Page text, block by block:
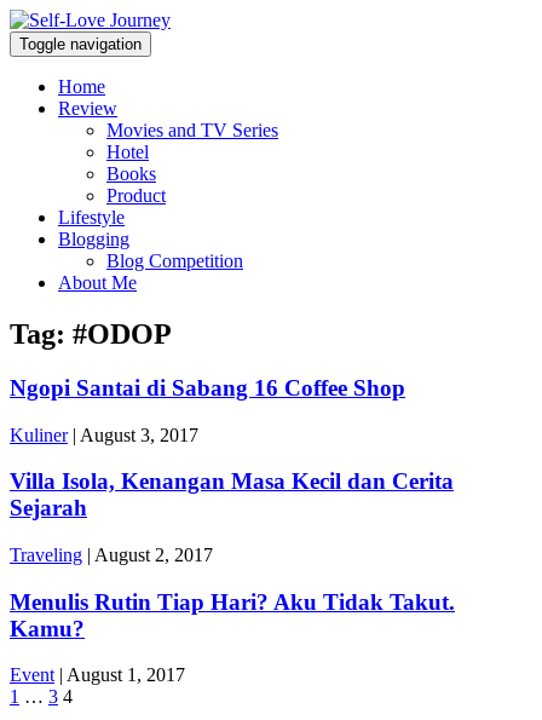
Skip
to
content
Open
Sidebar
Self-Love Journey
Self Love Journey
Toggle navigation
Home
Review
Movies and TV Series
Hotel
Books
Product
Lifestyle
Blogging
Blog Competition
About Me
Tag: #ODOP
Ngopi Santai di Sabang 16 Coffee Shop
Kuliner | August 3, 2017
Villa Isola, Kenangan Masa Kecil dan Cerita
Sejarah
Traveling | August 2, 2017
Menulis Rutin Tiap Hari? Aku Tidak Takut.
Kamu?
Event | August 1, 2017
1 … 3 4